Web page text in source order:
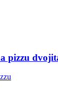
pizzu